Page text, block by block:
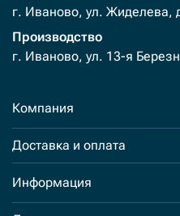
г. Иваново, ул. Жиделева,
Производство
г. Иваново, ул. 13-я
Компания
Доставка и оплата
Информация